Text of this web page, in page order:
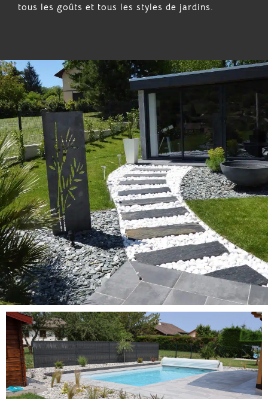
tous les goûts et tous les styles de jardins.